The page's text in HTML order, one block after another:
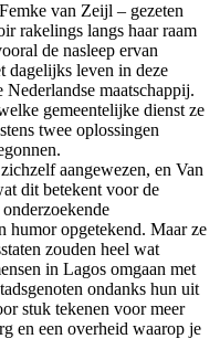
van Zeijl – gezeten
rakelings langs haar raam
de nasleep ervan
dagelijks leven in deze
maatschappij.
gemeentelijke dienst ze
twee oplossingen
aangewezen, en Van
dit betekent voor de
humor opgetekend. Maar ze
zouden heel wat
in Lagos omgaan met
ondanks hun uit
stuk tekenen voor meer
en een overheid waarop je